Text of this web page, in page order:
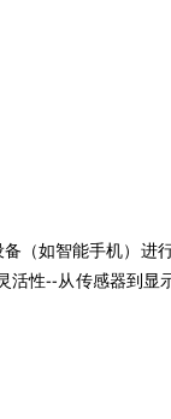
（如智能手机）
活性--从传感器到显